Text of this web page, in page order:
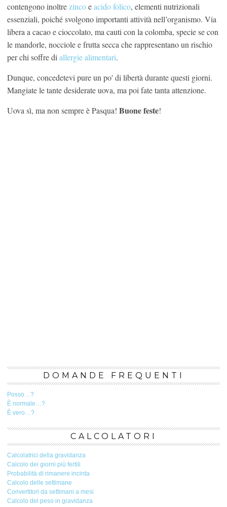
contengono inoltre zincoeacido folico, elementi nutrizionali
essenziali, poiché svolgono importanti attività nell’organismo. Via
libera a cacao e cioccolato, ma cauti con la colomba, specie se con
le mandorle, nocciole e frutta secca che rappresentano un rischio
per chi soffre di allergie alimentari.
Dunque, concedetevi pure un po' di libertà durante questi giorni.
Mangiate le tante desiderate uova, ma poi fate tanta attenzione.
Uova sì, ma non sempre è Pasqua! Buone feste!
DOMANDE FREQUENTI
Posso…?
È normale…?
È vero…?
CALCOLATORI
Calcolatrici della gravidanza
Calcolo dei giorni più fertili
Probabilità di rimanere incinta
Calcolo delle settimane
Convertitori da settimani a mesi
Calcolo del peso in gravidanza